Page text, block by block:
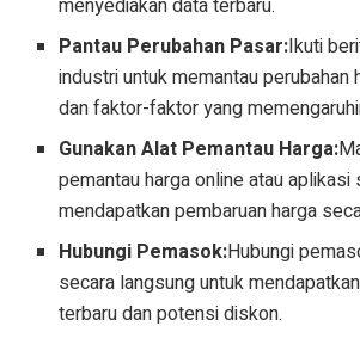
Pantau Perubahan Pasar:Ikuti
industri untuk memantau perubahan
dan faktor-faktor yang
Gunakan Alat Pemantau Harga:
pemantau harga online atau
mendapatkan pembaruan harga
Hubungi Pemasok:Hubungi
secara langsung untuk
terbaru dan potensi diskon.